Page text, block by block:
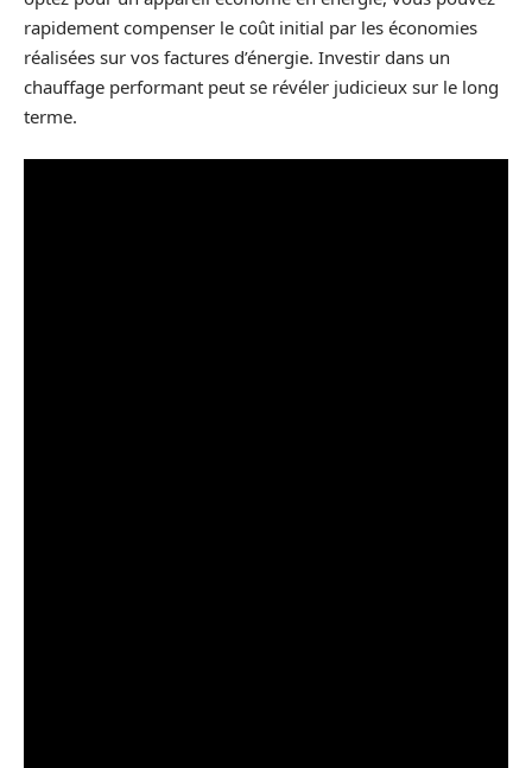
rapidement compenser le coût initial par les économies
réalisées sur vos factures d’énergie. Investir dans un
chauffage performant peut se révéler judicieux sur le long
terme.